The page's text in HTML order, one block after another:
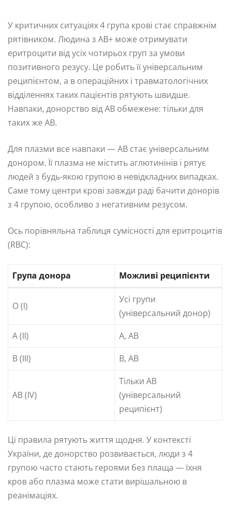
У критичних ситуаціях 4 група крові стає справжнім
рятівником. Людина з AB+ може отримувати
еритроцити від усіх чотирьох груп за умови
позитивного резусу. Це робить її універсальним
реципієнтом, а в операційних і травматологічних
відділеннях таких пацієнтів рятують швидше.
Навпаки, донорство від AB обмежене: тільки для
таких же AB.
Для плазми все навпаки — AB стає універсальним
донором. Її плазма не містить аглютинінів і рятує
людей з будь-якою групою в невідкладних випадках.
Саме тому центри крові завжди раді бачити донорів
з 4 групою, особливо з негативним резусом.
Ось порівняльна таблиця сумісності для еритроцитів
(RBC):
Група донора Можливі реципієнти
O (I)
Усі групи
(універсальний донор)
A (II)
A, AB
B (III)
B, AB
AB (IV)
Тільки AB
(універсальний
реципієнт)
Ці правила рятують життя щодня. У контексті
України, де донорство розвивається, люди з 4
групою часто стають героями без плаща — їхня
кров або плазма може стати вирішальною в
реанімаціях.